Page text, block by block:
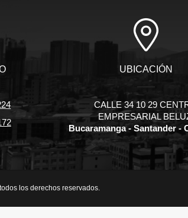
UBICACIÓN
CALLE 34 10 29
EMPRESARIAL
Bucaramanga - Santander -
, todos los derechos reservados.